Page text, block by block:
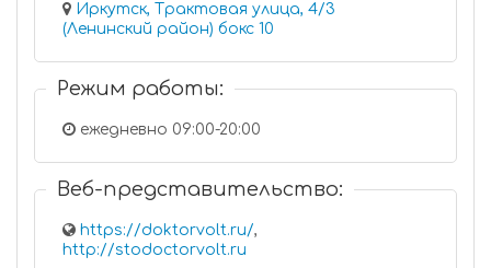
Иркутск, Трактовая улица, 4/3
(Ленинский район) бокс 10
Режим работы:
ежедневно 09:00-20:00
Веб-представительство:
https://doktorvolt.ru/,
http://stodoctorvolt.ru